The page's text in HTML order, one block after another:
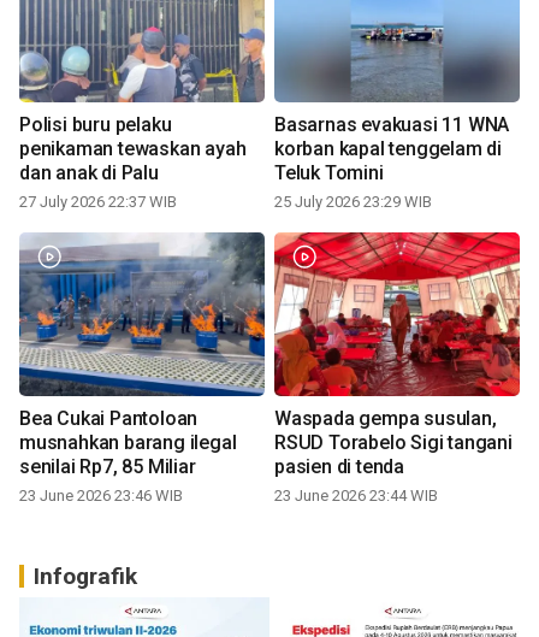
Polisi buru pelaku
penikaman tewaskan ayah
dan anak di Palu
27 July 2026 22:37 WIB
Basarnas evakuasi 11 WNA
korban kapal tenggelam di
Teluk Tomini
25 July 2026 23:29 WIB
Bea Cukai Pantoloan
musnahkan barang ilegal
senilai Rp7, 85 Miliar
23 June 2026 23:46 WIB
Waspada gempa susulan,
RSUD Torabelo Sigi tangani
pasien di tenda
23 June 2026 23:44 WIB
Infografik